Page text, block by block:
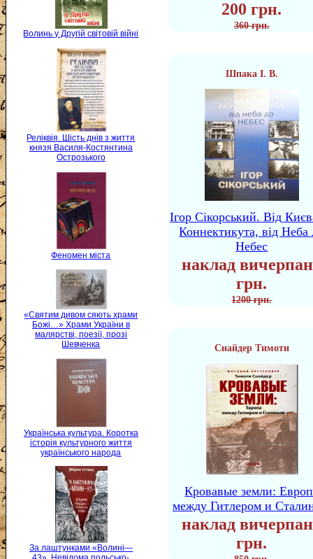
Волинь у Другій світовій війні
Реліквія. Шість днів з життя
князя Василя-Костянтина
Острозького
Феномен міста
«Святим дивом сяють храми
Божі…» Храми України в
малярстві, поезії, прозі
Шевченка
Українська культура. Коротка
історія культурного життя
українського народа
За лаштунками «Волині—
200 грн.
360 грн.
Шпака І. В.
Ігор Сікорський. Від
Коннектикута, від Неба
Небес
наклад
грн.
1200 грн.
Снайдер Тимоти
Кровавые земли:
между Гитлером и
наклад
грн.